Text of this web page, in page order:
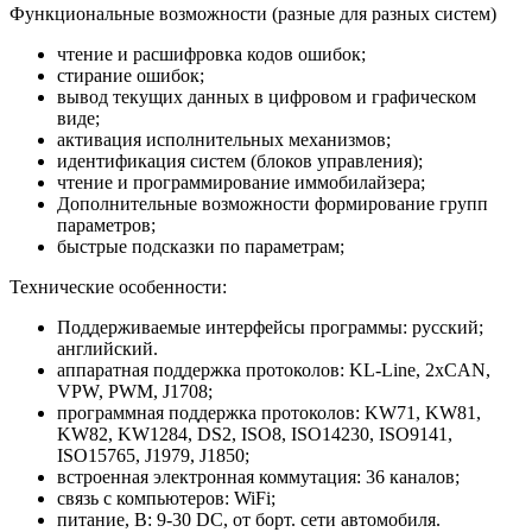
Функциональные возможности (разные для разных систем)
чтение и расшифровка кодов ошибок;
стирание ошибок;
вывод текущих данных в цифровом и графическом
виде;
активация исполнительных механизмов;
идентификация систем (блоков управления);
чтение и программирование иммобилайзера;
Дополнительные возможности формирование групп
параметров;
быстрые подсказки по параметрам;
Технические особенности:
Поддерживаемые интерфейсы программы: русский;
английский.
аппаратная поддержка протоколов: KL-Line, 2xCAN,
VPW, PWM, J1708;
программная поддержка протоколов: KW71, KW81,
KW82, KW1284, DS2, ISO8, ISO14230, ISO9141,
ISO15765, J1979, J1850;
встроенная электронная коммутация: 36 каналов;
связь с компьютеров: WiFi;
питание, В: 9-30 DC, от борт. сети автомобиля.